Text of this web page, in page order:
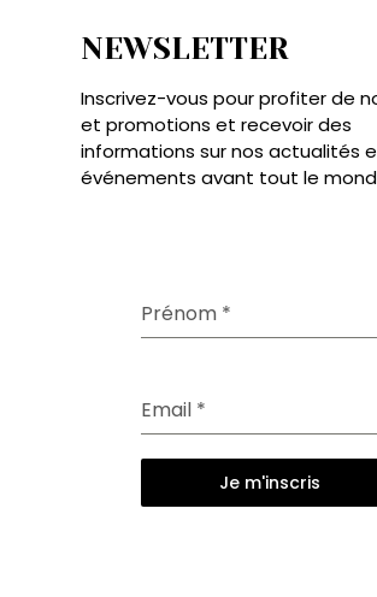
NEWSLETTER
Inscrivez-vous pour profiter de
et promotions et recevoir des
informations sur nos actualités
événements avant tout le
Prénom *
Email *
Je m'inscris